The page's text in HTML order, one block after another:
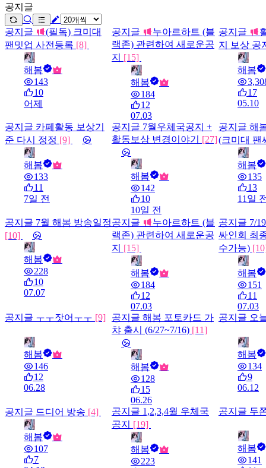
공지글
공지글
(필독) 크미대
팬밋업 사전등록 [8]
해봄
143
10
어제
공지글
누아르하트 (블
랙존) 관련하여 새로운공
지
[15]
해봄
184
12
07.03
공지글
지 보상 공
해봄
17
05.10
공지글 카페활동 보상기
준 다시 정정 [9]
해봄
133
11
7일 전
공지글 7월우체국공지 +
활동보상 변경이야기
[27]
해봄
142
10
10일 전
공지글 해
(크미대 팬
해봄
135
13
11일
공지글 7월 해봄 방송일정
[10]
해봄
228
10
07.07
공지글
누아르하트 (블
랙존) 관련하여 새로운공
지
[15]
해봄
184
12
07.03
공지글 7/
싸인회 최
수가능)
해봄
151
11
07.03
공지글 ㅜㅜ잣어ㅜㅜ [9]
해봄
146
12
06.28
공지글 해봄 포토카드 가
챠 출시 (6/27~7/16) [11]
해봄
128
15
06.26
공지글 오
해봄
134
9
06.12
공지글 드디어 방송 [4]
해봄
107
7
공지글 1,2,3,4월 우체국
공지
[19]
해봄
223
공지글 두
해봄
141